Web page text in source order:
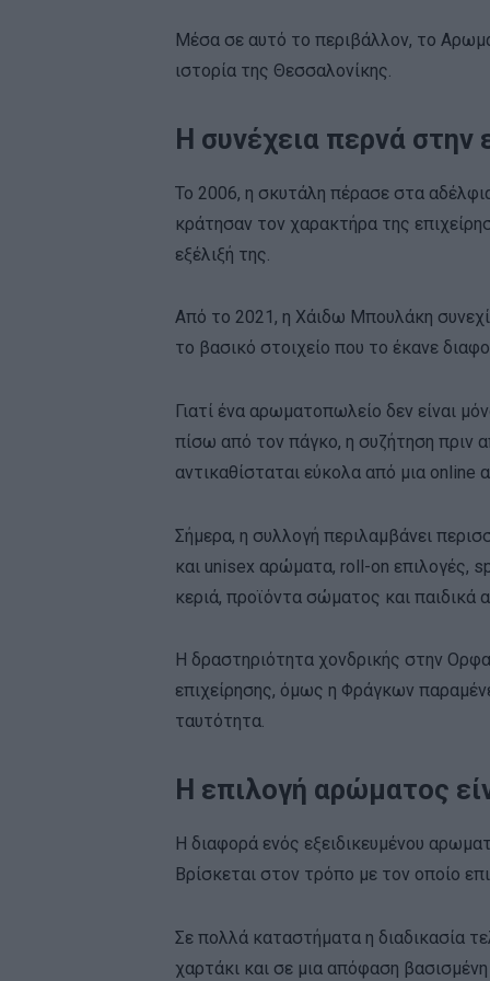
Μέσα σε αυτό το περιβάλλον, το
ιστορία της Θεσσαλονίκης.
Η συνέχεια περνά στην
Το 2006, η σκυτάλη πέρασε στα
κράτησαν τον χαρακτήρα της
εξέλιξή της.
Από το 2021, η Χάιδω Μπουλάκη
το βασικό στοιχείο που το έκανε
Γιατί ένα αρωματοπωλείο δεν είναι
πίσω από τον πάγκο, η συζήτηση πριν
αντικαθίσταται εύκολα από μια online
Σήμερα, η συλλογή περιλαμβάνει
και unisex αρώματα, roll-on επιλογές,
κεριά, προϊόντα σώματος και παιδικά
Η δραστηριότητα χονδρικής στην
επιχείρησης, όμως η Φράγκων
ταυτότητα.
Η επιλογή αρώματος
Η διαφορά ενός εξειδικευμένου
Βρίσκεται στον τρόπο με τον οποίο
Σε πολλά καταστήματα η διαδικασία
χαρτάκι και σε μια απόφαση